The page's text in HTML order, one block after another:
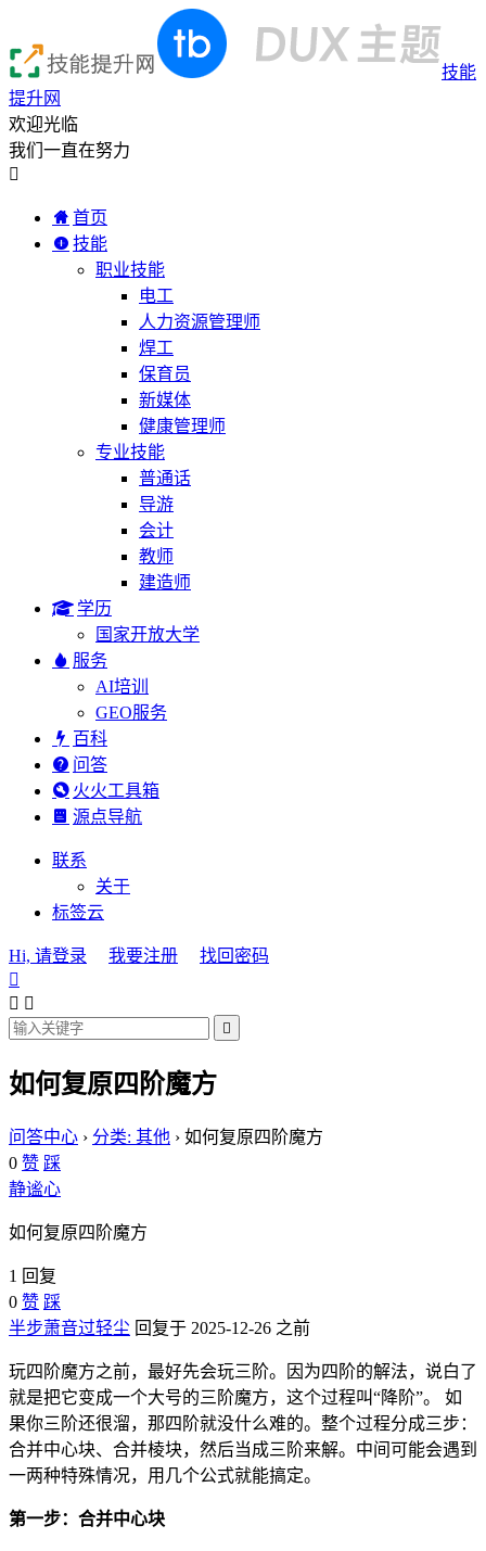
技能
提升网
欢迎光临
我们一直在努力

首页
技能
职业技能
电工
人力资源管理师
焊工
保育员
新媒体
健康管理师
专业技能
普通话
导游
会计
教师
建造师
学历
国家开放大学
服务
AI培训
GEO服务
百科
问答
火火工具箱
源点导航
联系
关于
标签云
Hi, 请登录 我要注册
找回密码

 

如何复原四阶魔方
问答中心 › 分类: 其他 › 如何复原四阶魔方
0 赞 踩
静谧心
如何复原四阶魔方
1 回复
0 赞 踩
半步萧音过轻尘 回复于 2025-12-26 之前
玩四阶魔方之前，最好先会玩三阶。因为四阶的解法，说白了
就是把它变成一个大号的三阶魔方，这个过程叫“降阶”。 如
果你三阶还很溜，那四阶就没什么难的。整个过程分成三步：
合并中心块、合并棱块，然后当成三阶来解。中间可能会遇到
一两种特殊情况，用几个公式就能搞定。
第一步：合并中心块